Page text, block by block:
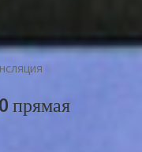
прямая